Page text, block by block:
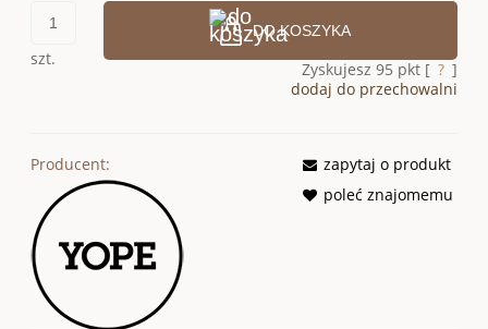
szt.
DO KOSZYKA
Zyskujesz 95 pkt [ ? ]
dodaj do przechowalni
Producent:
zapytaj o produkt
poleć znajomemu